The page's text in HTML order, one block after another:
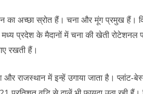
का अच्छा स्रोत हैं। चना और मूंग प्रमुख हैं।
मध्य प्रदेश के मैदानों में चना की खेती
रखती हैं।​
और राजस्थान में इन्हें उगाया जाता है। प्लांट-